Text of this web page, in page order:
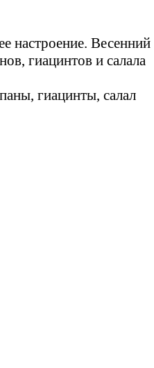
настроение. Весенний
гиацинтов и салала
гиацинты, салал